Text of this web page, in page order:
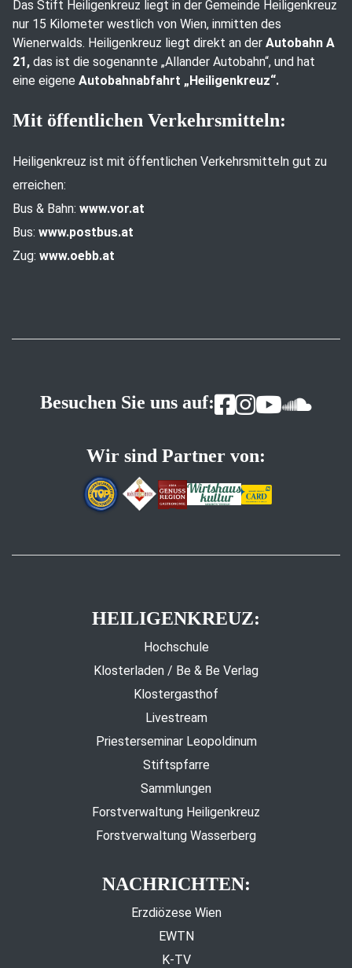
Das Stift Heiligenkreuz liegt in der Gemeinde Heiligenkreuz
nur 15 Kilometer westlich von Wien, inmitten des
Wienerwalds. Heiligenkreuz liegt direkt an der Autobahn A
21, das ist die sogenannte „Allander Autobahn“, und hat
eine eigene Autobahnabfahrt „Heiligenkreuz“.
Mit öffentlichen Verkehrsmitteln:
Heiligenkreuz ist mit öffentlichen Verkehrsmitteln gut zu
erreichen:
Bus & Bahn: www.vor.at
Bus: www.postbus.at
Zug: www.oebb.at
Besuchen Sie uns auf:
Wir sind Partner von:
HEILIGENKREUZ:
Hochschule
Klosterladen / Be & Be Verlag
Klostergasthof
Livestream
Priesterseminar Leopoldinum
Stiftspfarre
Sammlungen
Forstverwaltung Heiligenkreuz
Forstverwaltung Wasserberg
NACHRICHTEN:
Erzdiözese Wien
EWTN
K-TV